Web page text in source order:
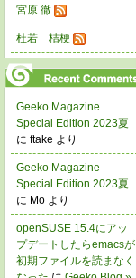
宮原 徹
杜若 桔梗
Geeko Magazine
Special Edition 2023夏
に ftake より
Geeko Magazine
Special Edition 2023夏
に Mo より
openSUSE 15.4にアッ
プデートしたらemacsが
初期ファイルを読まなく